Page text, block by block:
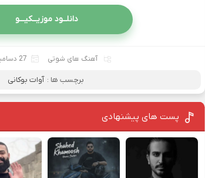
دانلــود موزیــکیـــو
آهنگ های شوتی 27 دسامبر 2023
برچسب ها : آوات بوکانی
پست های پیشنهادی